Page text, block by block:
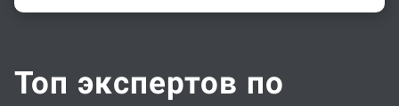
Топ экспертов по